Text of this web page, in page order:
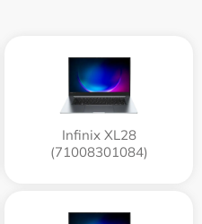
Infinix XL28
(71008301084)